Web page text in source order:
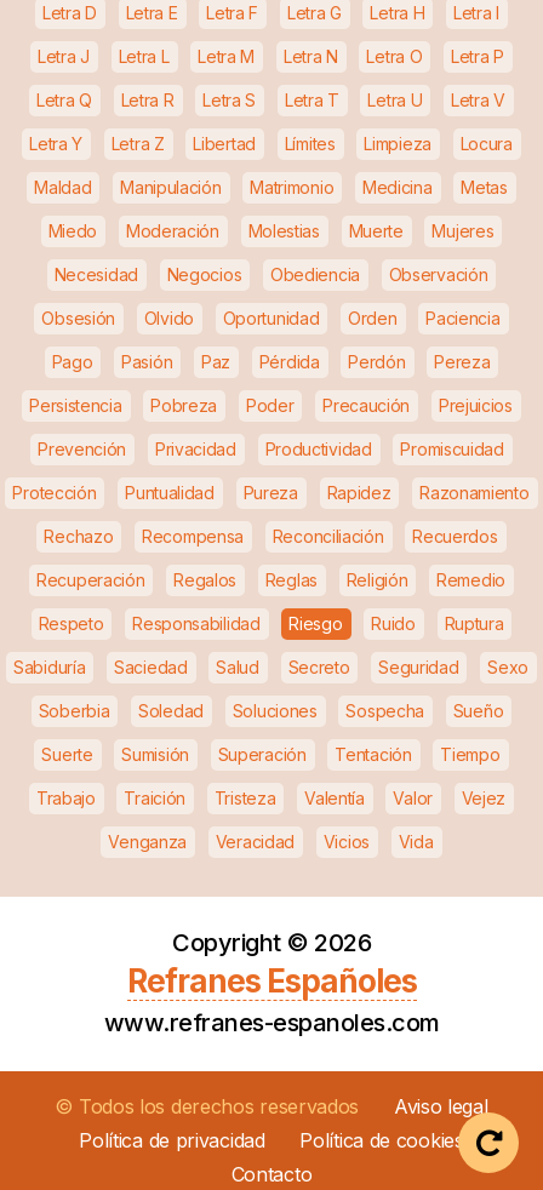
Letra D Letra E Letra F Letra G Letra H Letra I
Letra J Letra L Letra M Letra N Letra O Letra P
Letra Q Letra R Letra S Letra T Letra U Letra V
Letra Y Letra Z Libertad Límites Limpieza Locura
Maldad Manipulación Matrimonio Medicina Metas
Miedo Moderación Molestias Muerte Mujeres
Necesidad Negocios Obediencia Observación
Obsesión Olvido Oportunidad Orden Paciencia
Pago Pasión Paz Pérdida Perdón Pereza
Persistencia Pobreza Poder Precaución Prejuicios
Prevención Privacidad Productividad Promiscuidad
Protección Puntualidad Pureza Rapidez Razonamiento
Rechazo Recompensa Reconciliación Recuerdos
Recuperación Regalos Reglas Religión Remedio
Respeto Responsabilidad Riesgo Ruido Ruptura
Sabiduría Saciedad Salud Secreto Seguridad Sexo
Soberbia Soledad Soluciones Sospecha Sueño
Suerte Sumisión Superación Tentación Tiempo
Trabajo Traición Tristeza Valentía Valor Vejez
Venganza Veracidad Vicios Vida
Copyright © 2026
Refranes Españoles
www.refranes-espanoles.com
© Todos los derechos reservados
Aviso legal
Política de privacidad
Política de cookies
Contacto